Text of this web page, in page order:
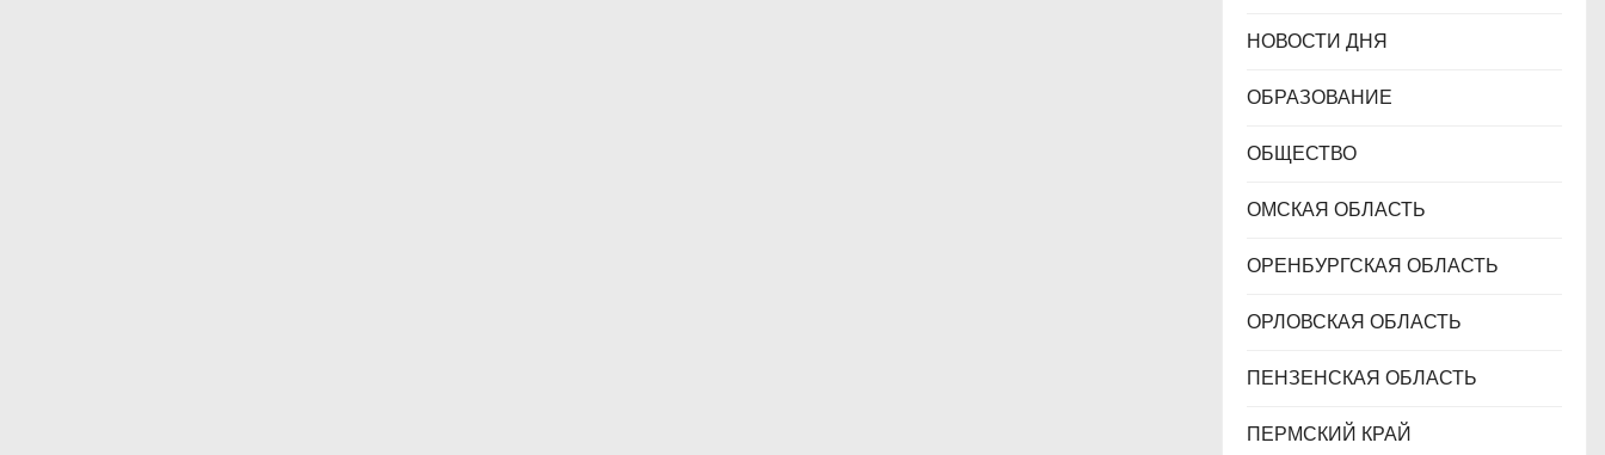
НОВОСТИ ДНЯ
ОБРАЗОВАНИЕ
ОБЩЕСТВО
ОМСКАЯ ОБЛАСТЬ
ОРЕНБУРГСКАЯ ОБЛАСТЬ
ОРЛОВСКАЯ ОБЛАСТЬ
ПЕНЗЕНСКАЯ ОБЛАСТЬ
ПЕРМСКИЙ КРАЙ